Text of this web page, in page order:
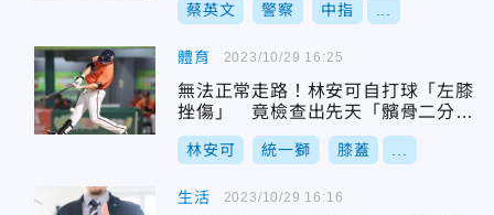
蔡英文 警察 中指
體育
無法正常走路！林安可自打球「左膝
挫傷」 竟檢查出先天「髕骨二分
症」
林安可 統一獅 膝蓋
2023/10/29 16:25
生活 2023/10/29 16:16